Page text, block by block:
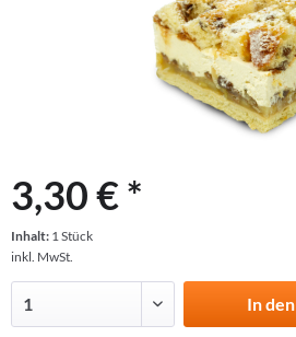
3,30 € *
Inhalt: 1 Stück
inkl. MwSt.
In den